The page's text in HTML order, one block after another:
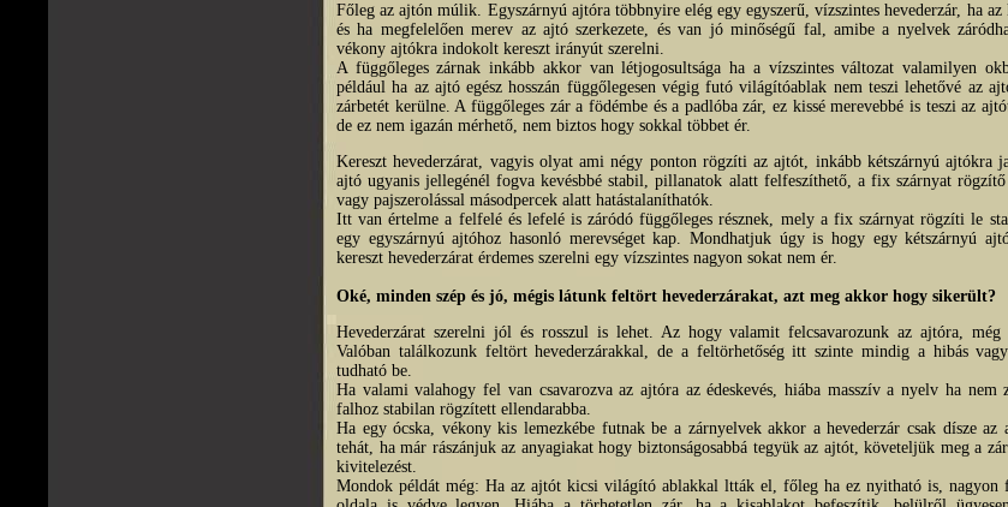
Főleg az ajtón múlik. Egyszárnyú ajtóra többnyire elég egy egyszerű, vízszintes hevederzár, ha
és ha megfelelően merev az ajtó szerkezete, és van jó minőségű fal, amibe a nyelvek
vékony ajtókra indokolt kereszt irányút szerelni.
A függőleges zárnak inkább akkor van létjogosultsága ha a vízszintes változat valamilyen
például ha az ajtó egész hosszán függőlegesen végig futó világítóablak nem teszi lehetővé az
zárbetét kerülne. A függőleges zár a födémbe és a padlóba zár, ez kissé merevebbé is teszi az
de ez nem igazán mérhető, nem biztos hogy sokkal többet ér.
Kereszt hevederzárat, vagyis olyat ami négy ponton rögzíti az ajtót, inkább kétszárnyú ajtókra
ajtó ugyanis jellegénél fogva kevésbbé stabil, pillanatok alatt felfeszíthető, a fix szárnyat
vagy pajszerolással másodpercek alatt hatástalaníthatók.
Itt van értelme a felfelé és lefelé is záródó függőleges résznek, mely a fix szárnyat rögzíti le
egy egyszárnyú ajtóhoz hasonló merevséget kap. Mondhatjuk úgy is hogy egy kétszárnyú
kereszt hevederzárat érdemes szerelni egy vízszintes nagyon sokat nem ér.
Oké, minden szép és jó, mégis látunk feltört hevederzárakat, azt meg akkor hogy sikerült?
Hevederzárat szerelni jól és rosszul is lehet. Az hogy valamit felcsavarozunk az ajtóra, még
Valóban találkozunk feltört hevederzárakkal, de a feltörhetőség itt szinte mindig a hibás vagy
tudható be.
Ha valami valahogy fel van csavarozva az ajtóra az édeskevés, hiába masszív a nyelv ha
falhoz stabilan rögzített ellendarabba.
Ha egy ócska, vékony kis lemezkébe futnak be a zárnyelvek akkor a hevederzár csak dísze az
tehát, ha már rászánjuk az anyagiakat hogy biztonságosabbá tegyük az ajtót, követeljük meg a
kivitelezést.
Mondok példát még: Ha az ajtót kicsi világító ablakkal ltták el, főleg ha ez nyitható is, nagyon